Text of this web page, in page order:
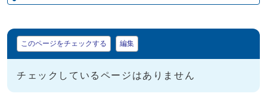
マイページ
このページをチェックする 編集
チェックしているページはありません